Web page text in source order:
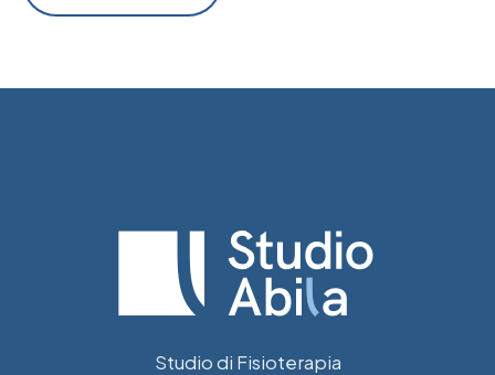
Studio di Fisioterapia